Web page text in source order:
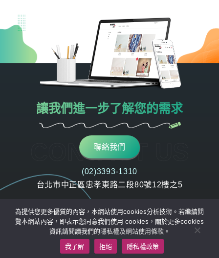
讓我們進一步了解您的需求
聯絡我們
(02)3393-1310
台北市中正區忠孝東路二段80號12樓之5
CONTACT US
關於我們 網頁設計 網站設計 響應式設計 隱私權政策
© 2022 JMC Design All Rights Reserved.
為提供您更多優質的內容，本網站使用cookies分析技術。若繼續閱
覽本網站內容，即表示您同意我們使用 cookies，關於更多cookies
資訊請閱讀我們的隱私權及網站使用條款。
我了解
拒絕 隱私權政策